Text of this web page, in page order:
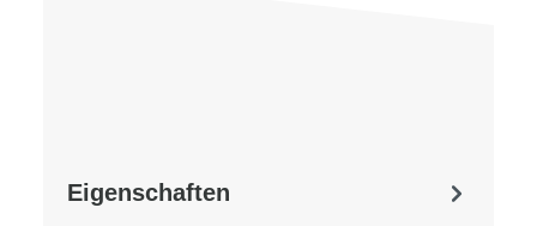
Eigenschaften